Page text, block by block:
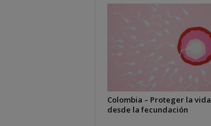
Colombia – Proteger la vida
desde la fecundación